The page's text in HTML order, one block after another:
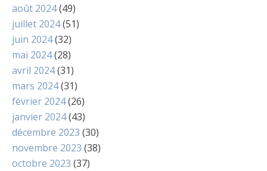
août 2024(49)
juillet 2024(51)
juin 2024(32)
mai 2024(28)
avril 2024(31)
mars 2024(31)
février 2024(26)
janvier 2024(43)
décembre 2023 (30)
novembre 2023 (38)
octobre 2023 (37)